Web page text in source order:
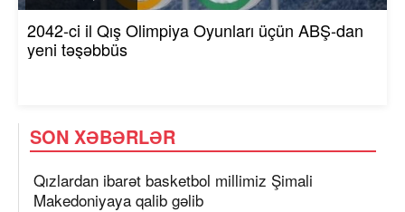
2042-ci il Qış Olimpiya Oyunları üçün ABŞ-dan
yeni təşəbbüs
SON XƏBƏRLƏR
Qızlardan ibarət basketbol millimiz Şimali
Makedoniyaya qalib gəlib